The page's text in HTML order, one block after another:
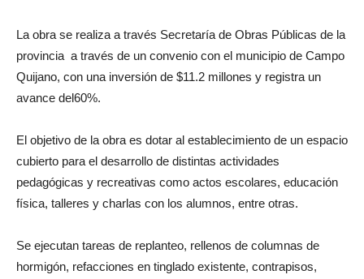
La obra se realiza a través Secretaría de Obras Públicas de la
provincia a través de un convenio con el municipio de Campo
Quijano, con una inversión de $11.2 millones y registra un
avance del60%.
El objetivo de la obra es dotar al establecimiento de un espacio
cubierto para el desarrollo de distintas actividades
pedagógicas y recreativas como actos escolares, educación
física, talleres y charlas con los alumnos, entre otras.
Se ejecutan tareas de replanteo, rellenos de columnas de
hormigón, refacciones en tinglado existente, contrapisos,